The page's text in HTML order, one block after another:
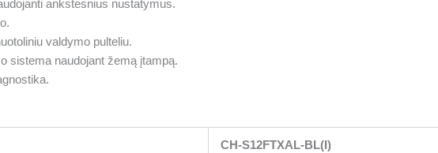
ankstesnius nustatymus.
valdymo pulteliu.
sistema naudojant žemą įtampą.
CH-S12FTXAL-BL(I)